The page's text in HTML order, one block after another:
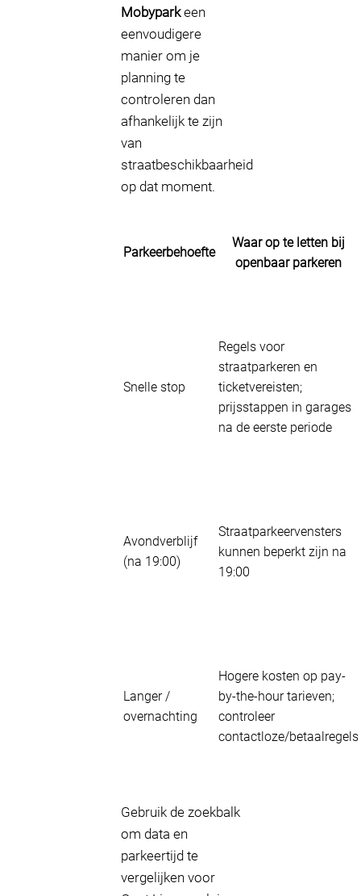
Mobyparkeen
eenvoudigere
manier om je
planning te
controleren dan
afhankelijk te zijn
van
straatbeschikbaarheid
op dat moment.
Parkeerbehoefte
Waar op te letten bij
openbaar parkeren
Snelle stop
Regels voor
straatparkeren en
ticketvereisten;
prijsstappen in garages
na de eerste periode
Avondverblijf
(na 19:00)
Straatparkeervensters
kunnen beperkt zijn na
19:00
Langer /
overnachting
Hogere kosten op pay-
by-the-hour tarieven;
controleer
contactloze/betaalregels
Gebruik de zoekbalk
om data en
parkeertijd te
vergelijken voor